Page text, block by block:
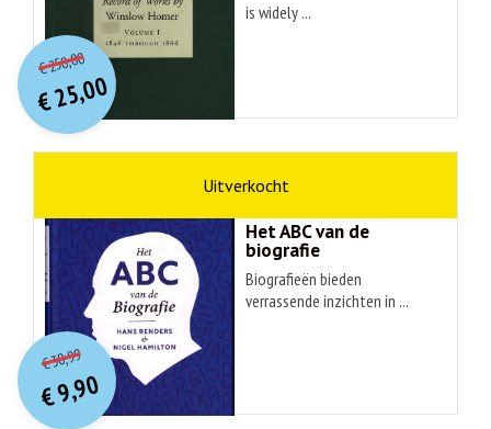
is widely ...
€250,00O
orspr
onkelijke
prijs
was:
€ 250,00.
€25,00
Huidige
prijs
is:
€ 25,00.
Het ABC van de
biografie
Biografieën bieden
verrassende inzichten in ...
€30,99O
orspr
onkelijke
prijs
was:
€ 30,99.
€9,90
Huidige
prijs
is:
€ 9,90.